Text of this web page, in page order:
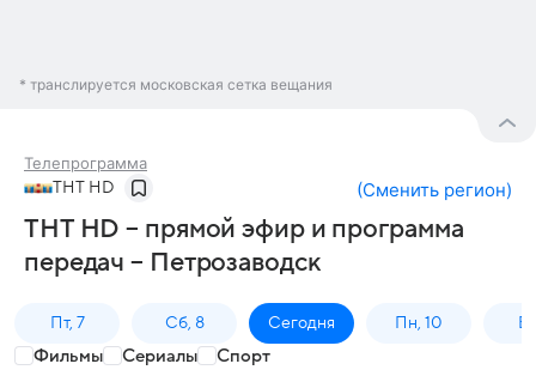
* транслируется московская сетка вещания
Телепрограмма
ТНТ HD (Сменить регион)
ТНТ HD – прямой эфир и программа
передач – Петрозаводск
Пт, 7 Сб, 8 Сегодня Пн, 10
Фильмы Сериалы Спорт